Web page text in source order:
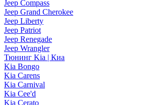
Jeep Compass
Jeep Grand Cherokee
Jeep Liberty
Jeep Patriot
Jeep Renegade
Jeep Wrangler
Тюнинг Kia | Киа
Kia Bongo
Kia Carens
Kia Carnival
Kia Cee'd
Kia Cerato